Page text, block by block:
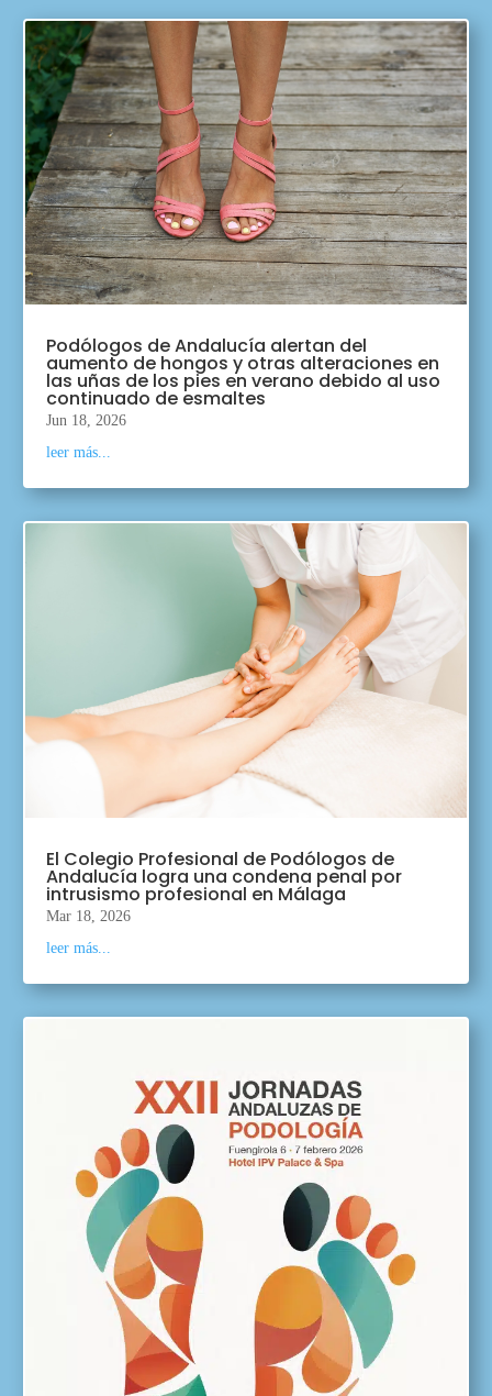
Podólogos de Andalucía alertan del
aumento de hongos y otras alteraciones en
las uñas de los pies en verano debido al uso
continuado de esmaltes
Jun 18, 2026
leer más...
El Colegio Profesional de Podólogos de
Andalucía logra una condena penal por
intrusismo profesional en Málaga
Mar 18, 2026
leer más...